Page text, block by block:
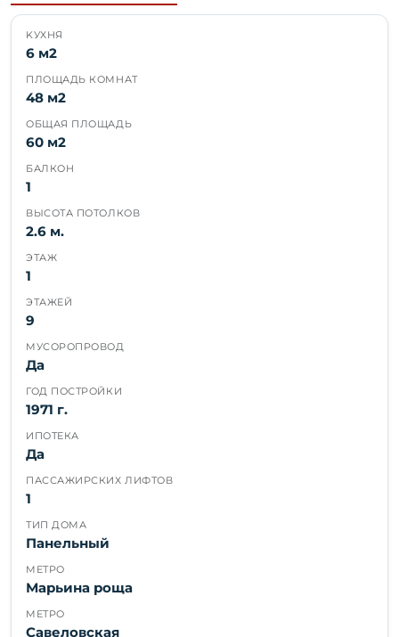
KУХНЯ
6 м2
ПЛОЩАДЬ КОМНАТ
48 м2
ОБЩАЯ ПЛОЩАДЬ
60 м2
БАЛКОН
1
ВЫСОТА ПОТОЛКОВ
2.6 м.
ЭТАЖ
1
ЭТАЖЕЙ
9
МУСОРОПРОВОД
Да
ГОД ПОСТРОЙКИ
1971 г.
ИПОТЕКА
Да
ПАССАЖИРСКИХ ЛИФТОВ
1
ТИП ДОМА
Панельный
МЕТРО
Марьина роща
МЕТРО
Савеловская